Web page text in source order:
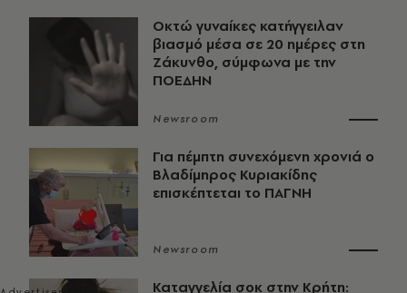
Οκτώ γυναίκες κατήγγειλαν
βιασμό μέσα σε 20 ημέρες στη
Ζάκυνθο, σύμφωνα με την
ΠΟΕΔΗΝ
Newsroom
Για πέμπτη συνεχόμενη χρονιά ο
Βλαδίμηρος Κυριακίδης
επισκέπτεται το ΠΑΓΝΗ
Newsroom
Καταγγελία σοκ στην Κρήτη: